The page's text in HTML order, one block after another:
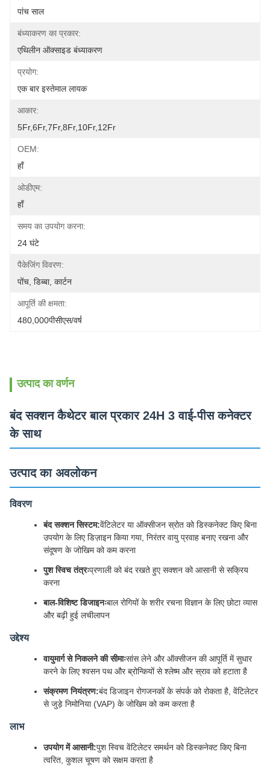
पांच साल
बंध्याकरण का प्रकार:
एथिलीन ऑक्साइड बंध्याकरण
प्रयोग:
एक बार इस्तेमाल लायक
आकार:
5Fr,6Fr,7Fr,8Fr,10Fr,12Fr
OEM:
हाँ
ओडीएम:
हाँ
समय का उपयोग करना:
24 घंटे
पैकेजिंग विवरण:
पोंच, डिब्बा, कार्टन
आपूर्ति की क्षमता:
480,000पीसीएस/वर्ष
उत्पाद का वर्णन
बंद सक्शन कैथेटर बाल प्रकार 24H 3 वाई-पीस कनेक्टर
के साथ
उत्पाद का अवलोकन
विवरण
बंद सक्शन सिस्टम:वेंटिलेटर या ऑक्सीजन स्रोत को डिस्कनेक्ट किए बिना
उपयोग के लिए डिज़ाइन किया गया, निरंतर वायु प्रवाह बनाए रखना और
संदूषण के जोखिम को कम करना
पुश स्विच तंत्रःप्रणाली को बंद रखते हुए सक्शन को आसानी से सक्रिय
करना
बाल-विशिष्ट डिजाइनःबाल रोगियों के शरीर रचना विज्ञान के लिए छोटा व्यास
और बढ़ी हुई लचीलापन
उद्देश्य
वायुमार्ग से निकलने की सीमाःसांस लेने और ऑक्सीजन की आपूर्ति में सुधार
करने के लिए श्वसन पथ और ब्रोन्कियों से श्लेष्म और स्राव को हटाता है
संक्रमण नियंत्रण:बंद डिजाइन रोगजनकों के संपर्क को रोकता है, वेंटिलेटर
से जुड़े निमोनिया (VAP) के जोखिम को कम करता है
लाभ
उपयोग में आसानी:पुश स्विच वेंटिलेटर समर्थन को डिस्कनेक्ट किए बिना
त्वरित, कुशल चूषण को सक्षम करता है